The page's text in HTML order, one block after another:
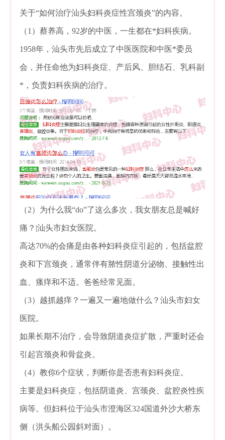
关于“如何治疗汕头妇科炎症性宫颈炎”的内容。
（1）蔡养高，92岁的中医，一生都在*妇科疾病。
1958年，汕头市先后成立了中医医院和中医*委员
会，并任命他为妇科炎症、产后风、胆结石、乳科副
*，负责妇科疾病的治疗。
（2）为什么我“do”了这么多次，我女朋友总是喊好
痛？|汕头市妇女医院。
高达70%的会痛是由各种妇科炎症引起的，包括盆腔
炎和下宫颈炎，通常伴有脓性阴道分泌物、接触性出
血、瘙痒和不适。爸爸经常见面。
（3）越抓越痒？一遍又一遍地做什么？汕头市妇女
医院。
如果长期不治疗，会导致阴道炎症扩散，严重时还会
引起宫颈炎和骨盆炎。
（4）教你6个症状，判断你是否患有妇科炎症。
主要是妇科炎症，包括阴道炎、宫颈炎、盆腔炎性疾
病等。但妇科位于汕头市澄海区324国道外沙大桥东
侧（洪头船公园斜对面）。